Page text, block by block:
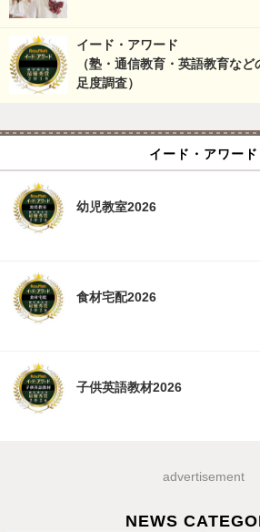
イード・アワード
（塾・通信教育・英語教育な
足度調査）
イード・アワード
幼児教室2026
食材宅配2026
子供英語教材2026
advertisement
NEWS